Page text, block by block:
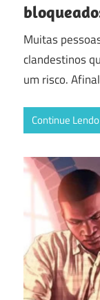
Muitas
clandestinos
um risco.
Continue Lendo